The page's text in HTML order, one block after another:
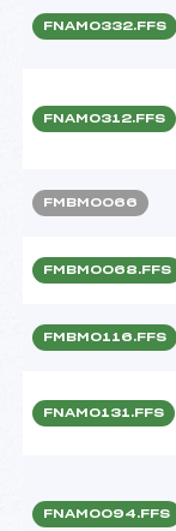
FNAM0332.FFS
FNAM0312.FFS
FMBM0066
FMBM0068.FFS
FMBM0116.FFS
FNAM0131.FFS
FNAM0094.FFS